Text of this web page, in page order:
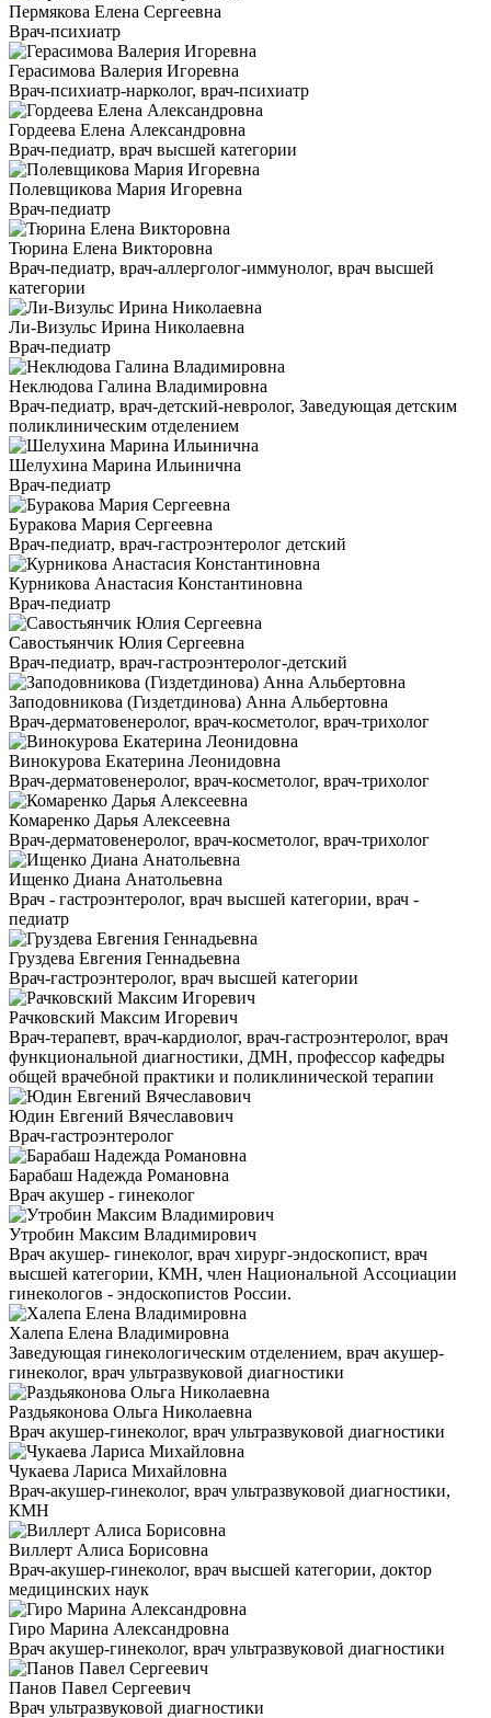
Пермякова Елена Сергеевна
Врач-психиатр
Герасимова Валерия Игоревна
Врач-психиатр-нарколог, врач-психиатр
Гордеева Елена Александровна
Врач-педиатр, врач высшей категории
Полевщикова Мария Игоревна
Врач-педиатр
Тюрина Елена Викторовна
Врач-педиатр, врач-аллерголог-иммунолог, врач высшей
категории
Ли-Визульс Ирина Николаевна
Врач-педиатр
Неклюдова Галина Владимировна
Врач-педиатр, врач-детский-невролог, Заведующая детским
поликлиническим отделением
Шелухина Марина Ильинична
Врач-педиатр
Буракова Мария Сергеевна
Врач-педиатр, врач-гастроэнтеролог детский
Курникова Анастасия Константиновна
Врач-педиатр
Савостьянчик Юлия Сергеевна
Врач-педиатр, врач-гастроэнтеролог-детский
Заподовникова (Гиздетдинова) Анна Альбертовна
Врач-дерматовенеролог, врач-косметолог, врач-трихолог
Винокурова Екатерина Леонидовна
Врач-дерматовенеролог, врач-косметолог, врач-трихолог
Комаренко Дарья Алексеевна
Врач-дерматовенеролог, врач-косметолог, врач-трихолог
Ищенко Диана Анатольевна
Врач - гастроэнтеролог, врач высшей категории, врач -
педиатр
Груздева Евгения Геннадьевна
Врач-гастроэнтеролог, врач высшей категории
Рачковский Максим Игоревич
Врач-терапевт, врач-кардиолог, врач-гастроэнтеролог, врач
функциональной диагностики, ДМН, профессор кафедры
общей врачебной практики и поликлинической терапии
Юдин Евгений Вячеславович
Врач-гастроэнтеролог
Барабаш Надежда Романовна
Врач акушер - гинеколог
Утробин Максим Владимирович
Врач акушер- гинеколог, врач хирург-эндоскопист, врач
высшей категории, КМН, член Национальной Ассоциации
гинекологов - эндоскопистов России.
Халепа Елена Владимировна
Заведующая гинекологическим отделением, врач акушер-
гинеколог, врач ультразвуковой диагностики
Раздьяконова Ольга Николаевна
Врач акушер-гинеколог, врач ультразвуковой диагностики
Чукаева Лариса Михайловна
Врач-акушер-гинеколог, врач ультразвуковой диагностики,
КМН
Виллерт Алиса Борисовна
Врач-акушер-гинеколог, врач высшей категории, доктор
медицинских наук
Гиро Марина Александровна
Врач акушер-гинеколог, врач ультразвуковой диагностики
Панов Павел Сергеевич
Врач ультразвуковой диагностики